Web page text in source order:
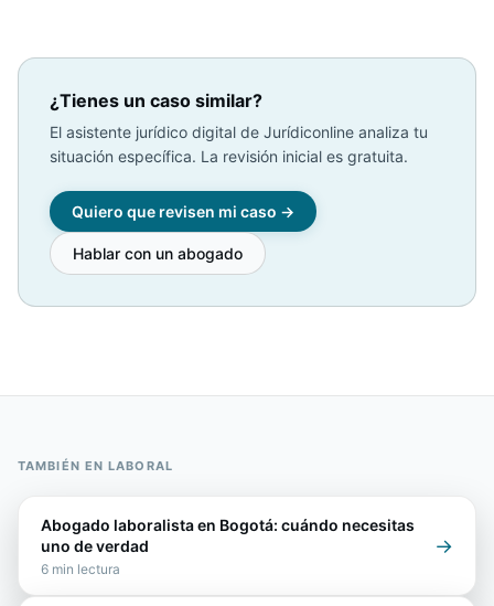
¿Tienes un caso similar?
El asistente jurídico digital de Jurídiconline analiza tu
situación específica. La revisión inicial es gratuita.
Quiero que revisen mi caso →
Hablar con un abogado
TAMBIÉN ENLABORAL
Abogado laboralista en Bogotá: cuándo necesitas
uno de verdad
6 min lectura
→